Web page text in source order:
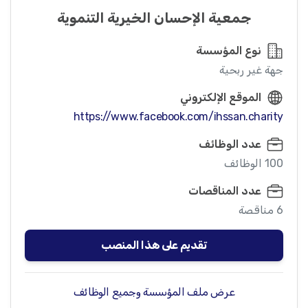
جمعية الإحسان الخيرية التنموية
نوع المؤسسة
جهة غير ربحية
الموقع الإلكتروني
https://www.facebook.com/ihssan.charity
عدد الوظائف
100 الوظائف
عدد المناقصات
6 مناقصة
تقديم على هذا المنصب
عرض ملف المؤسسة وجميع الوظائف